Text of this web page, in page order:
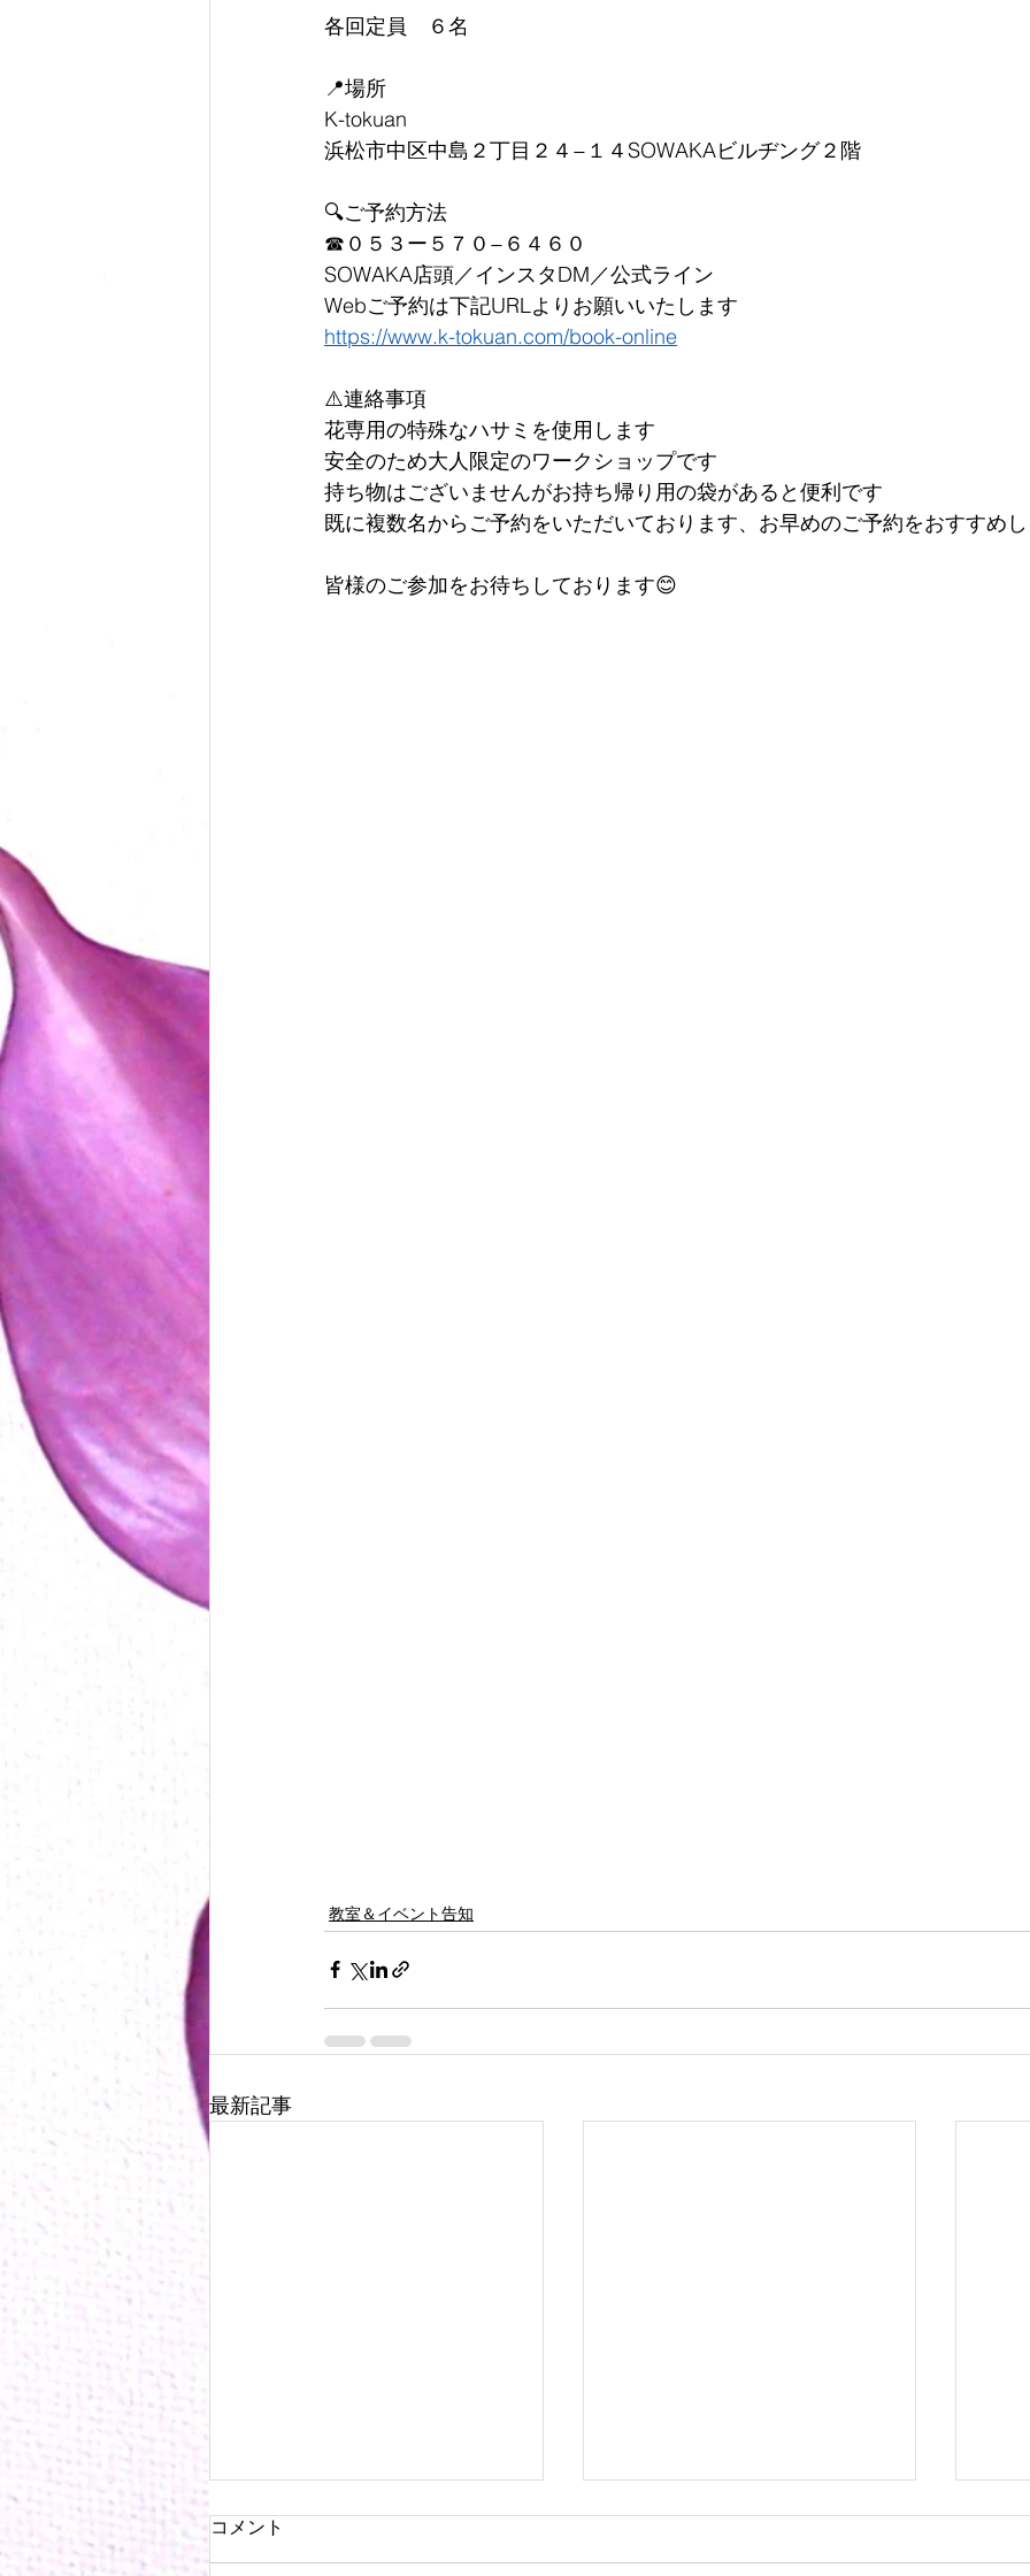
各回定員　６名
📍場所
K-tokuan
浜松市中区中島２丁目２４−１４SOWAKAビルヂング２階
🔍ご予約方法
☎︎０５３ー５７０−６４６０
SOWAKA店頭／インスタDM／公式ライン
Webご予約は下記URLよりお願いいたします
https://www.k-tokuan.com/book-online
⚠️連絡事項
花専用の特殊なハサミを使用します
安全のため大人限定のワークショップです
持ち物はございませんがお持ち帰り用の袋があると便利です
既に複数名からご予約をいただいております、お早めのご予約をおすすめ
皆様のご参加をお待ちしております😊
教室＆イベント告知
最新記事
コメント